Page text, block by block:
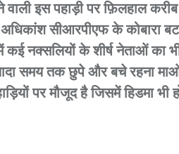
इस पहाड़ी पर फ़िलहाल
सीआरपीएफ के कोबारा
नक्सलियों के शीर्ष नेताओं का
समय तक छुपे और बचे रहना
पर मौजूद है जिसमें हिडमा भी